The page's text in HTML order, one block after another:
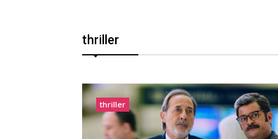
thriller
thriller